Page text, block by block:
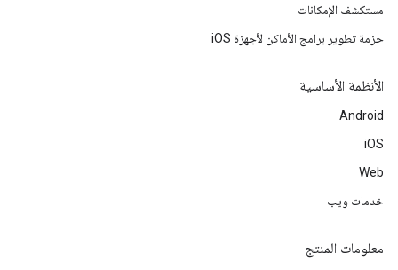
مستكشف الإمكانات
حزمة تطوير برامج الأماكن لأجهزة iOS
الأنظمة الأساسية
Android
iOS
Web
خدمات ويب
معلومات المنتج